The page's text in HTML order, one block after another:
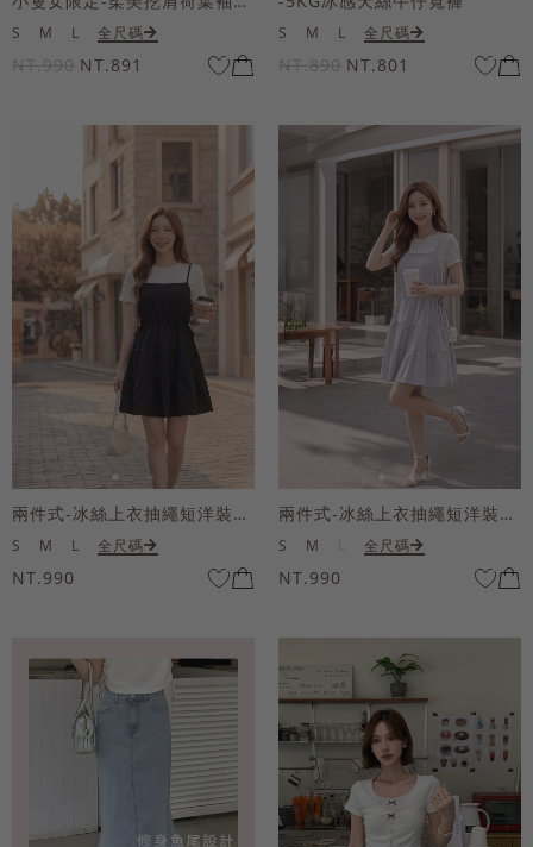
S M L 全尺碼
NT.990 NT.891
S M L 全尺碼
NT.890 NT.801
兩件式-冰絲上衣抽繩短洋裝套組
S M L 全尺碼
NT.990
兩件式-冰絲上衣抽繩短洋裝套組
S M 全尺碼
NT.990